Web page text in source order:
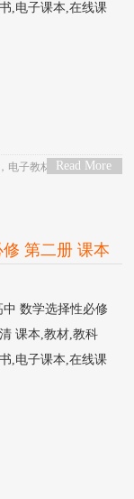
,电子课本,在线课
Read More
， 电子教材 ，电子版 ，
第二册 课本
中 数学选择性必修
课本,教材,教科
,电子课本,在线课